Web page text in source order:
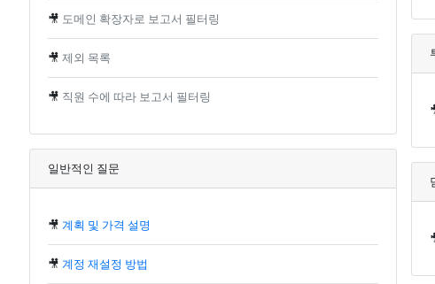
🎥 도메인 확장자로 보고서 필터링
🎥 제외 목록
🎥 직원 수에 따라 보고서 필터링
일반적인 질문
🎥 계획 및 가격 설명
🎥 계정 재설정 방법